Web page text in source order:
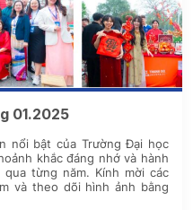
01.2025
nổi bật của Trường Đại học
khắc đáng nhớ và hành
từng năm. Kính mời các
và theo dõi hình ảnh bằng